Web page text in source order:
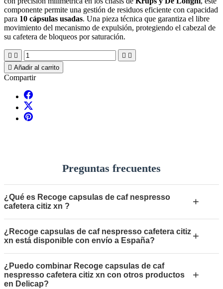
componente permite una gestión de residuos eficiente con capacidad
para 10 cápsulas usadas. Una pieza técnica que garantiza el libre
movimiento del mecanismo de expulsión, protegiendo el cabezal de
su cafetera de bloqueos por saturación.
   
 Añadir al carrito
Compartir
Preguntas frecuentes
¿Qué es Recoge capsulas de caf nespresso
cafetera citiz xn ?
+
¿Recoge capsulas de caf nespresso cafetera citiz
xn está disponible con envío a España?
+
¿Puedo combinar Recoge capsulas de caf
nespresso cafetera citiz xn con otros productos
en Delicap?
+